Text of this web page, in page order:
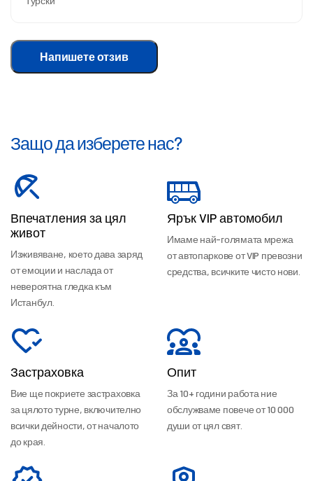
Напишете отзив
Защо да изберете нас?
Впечатления за цял
живот
Изживяване, което дава заряд
от емоции и наслада от
невероятна гледка към
Истанбул.
Ярък VIP автомобил
Имаме най-голямата мрежа
от автопаркове от VIP превозни
средства, всичките чисто нови.
Застраховка
Вие ще покриете застраховка
за цялото турне, включително
всички дейности, от началото
до края.
Опит
За 10+ години работа ние
обслужваме повече от 10 000
души от цял свят.